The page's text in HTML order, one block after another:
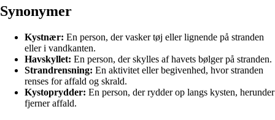
Synonymer
Kystnær: En person, der vasker tøj eller lignende på stranden
eller i vandkanten.
Havskyllet: En person, der skylles af havets bølger på stranden.
Strandrensning: En aktivitet eller begivenhed, hvor stranden
renses for affald og skrald.
Kystoprydder: En person, der rydder op langs kysten, herunder
fjerner affald.